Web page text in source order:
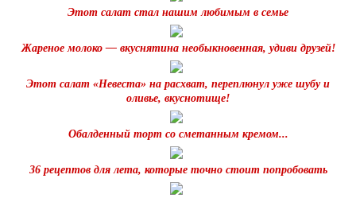
Этот салат стал нашим любимым в семье
Жареное молоко — вкуснятина необыкновенная, удиви друзей!
Этот салат «Невестa» на расхват, переплюнул уже шубу и
oливье, вкуснотище!
Обалденный торт со сметанным кремом...
36 рецептов для лета, которые точно стоит попробовать